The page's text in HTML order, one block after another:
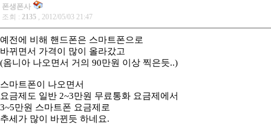
폰생폰사
조회 : 2135 , 2012/05/03 21:47
예전에 비해 핸드폰은 스마트폰으로
바뀌면서 가격이 많이 올라갔고
(옴니아 나오면서 거의 90만원 이상 찍은듯..)
스마트폰이 나오면서
요금제도 일반 2~3만원 무료통화 요금제에서
3~5만원 스마트폰 요금제로
추세가 많이 바뀐듯 하네요.